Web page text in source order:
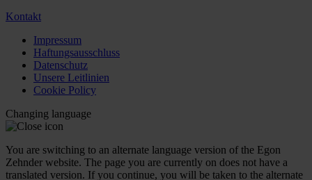
Kontakt
Impressum
Haftungsausschluss
Datenschutz
Unsere Leitlinien
Cookie Policy
Changing language
You are switching to an alternate language version of the Egon
Zehnder website. The page you are currently on does not have a
translated version. If you continue, you will be taken to the alternate